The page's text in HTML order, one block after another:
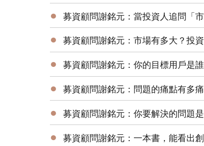
● 募資顧問謝銘元：當投資人追問「
● 募資顧問謝銘元：市場有多大？投
● 募資顧問謝銘元：你的目標用戶是誰
● 募資顧問謝銘元：問題的痛點有多痛
● 募資顧問謝銘元：你要解決的問題
● 募資顧問謝銘元：一本書，能看出